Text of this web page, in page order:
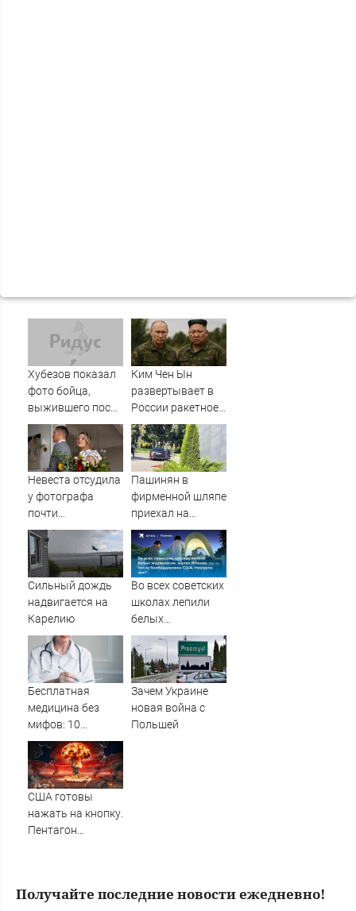
Хубезов показал
фото бойца,
выжившего после
медведя и молнии
Ким Чен Ын
развертывает в
России ракетное
подразделение
для нанесения
ударов по
Украине
Невеста отсудила
у фотографа
почти
полмиллиона
Пашинян в
фирменной шляпе
приехал на
заседание
Межправсовета
ЕАЭС
Сильный дождь
надвигается на
Карелию
Во всех советских
школах лепили
белых
журавликов,
жалея Японию
после
бомбардировок
США. Неужели
зря?
Бесплатная
медицина без
мифов: 10
главных проблем
пациентов ОМС и
способы их
решения
Зачем Украине
новая война с
Польшей
США готовы
нажать на кнопку.
Пентагон
грани?
Получайте последние новости ежедневно!